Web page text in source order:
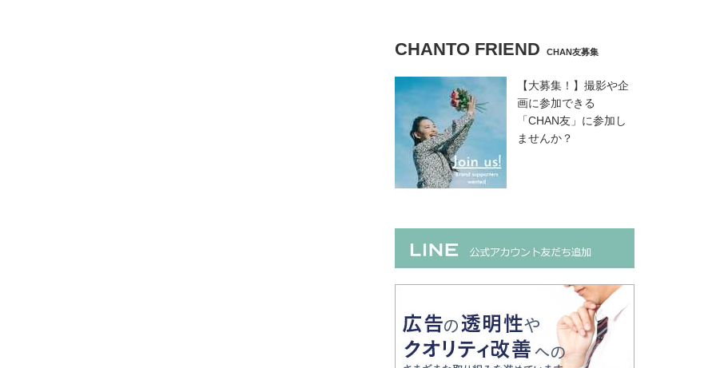
CHANTO FRIEND CHAN友募集
【大募集！】撮影や企
画に参加できる
「CHAN友」に参加し
ませんか？